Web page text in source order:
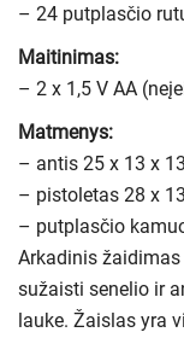
– 24 putplasčio
Maitinimas:
– 2 x 1,5 V AA
Matmenys:
– antis 25 x 13 x
– pistoletas 28 x
– putplasčio
Arkadinis
sužaisti senelio ir
lauke. Žaislas yra